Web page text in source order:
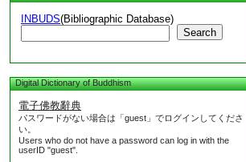
INBUDS(Bibliographic Database)
Search
Digital Dictionary of Buddhism
電子佛教辭典
パスワードがない場合は「guest」でログインしてくださ
い。
Users who do not have a password can log in with the
userID "guest".